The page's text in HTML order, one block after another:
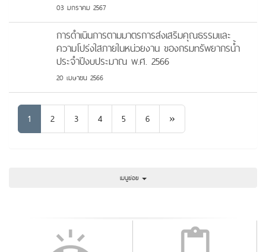
03 มกราคม 2567
การดำเนินการตามมาตรการส่งเสริมคุณธรรมและ
ความโปร่งใสภายในหน่วยงาน ของกรมทรัพยากรน้ำ
ประจำปีงบประมาณ พ.ศ. 2566
20 เมษายน 2566
1 2 3 4 5 6 »
เมนูย่อย